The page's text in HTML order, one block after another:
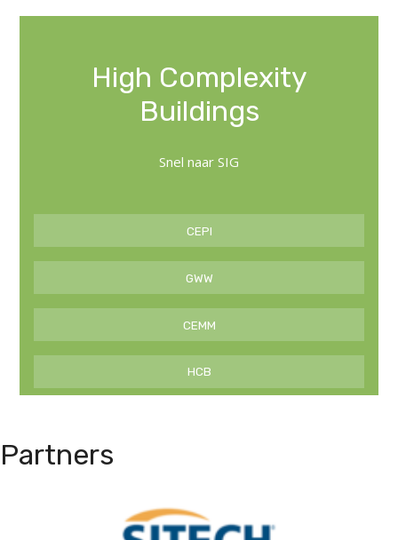
High Complexity
Buildings
Snel naar SIG
CEPI
GWW
CEMM
HCB
Partners